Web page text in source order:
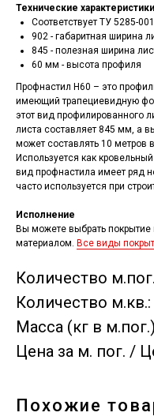
Технические
Соответствует ТУ 5285-
902 - габаритная ширина
845 - полезная ширина
60 мм - высота профиля
Профнастил Н60 – это
имеющий трапециевидную
этот вид профилированного
листа составляет 845 мм, а
может составлять 10 метров
Используется как
вид профнастила имеет ряд
часто используется при
Исполнение
Вы можете выбрать покрытие
материалом. Все виды
Количество
Количество м.кв.:
Масса (кг в
Цена за м. пог. /
Похожие